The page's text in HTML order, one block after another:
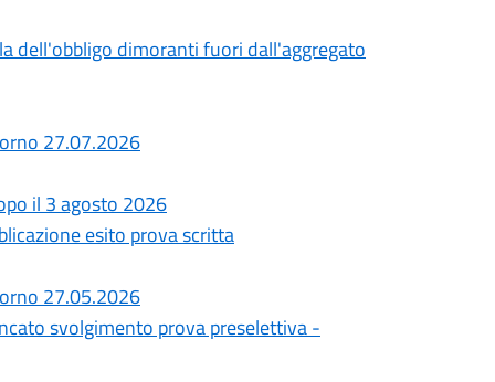
dell'obbligo dimoranti fuori dall'aggregato
27.07.2026
il 3 agosto 2026
esito prova scritta
27.05.2026
svolgimento prova preselettiva -